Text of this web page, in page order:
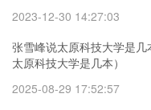
2023-12-30 14:27:03
张雪峰说太原科技大学是
太原科技大学是几本）
2025-08-29 17:52:57